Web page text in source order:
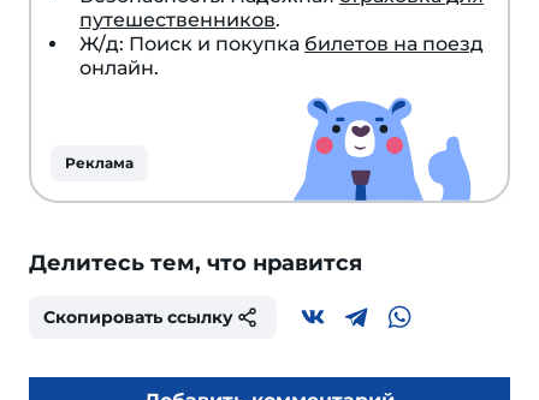
путешественников.
Ж/д: Поиск и покупка билетов на поезд
онлайн.
Реклама
Делитесь тем, что нравится
Скопировать ссылку